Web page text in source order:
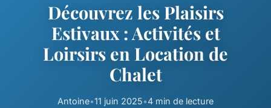
Découvrez les Plaisirs
Estivaux : Activités et
Loirsirs en Location de
Chalet
Antoine•11 juin 2025•4 min de lecture